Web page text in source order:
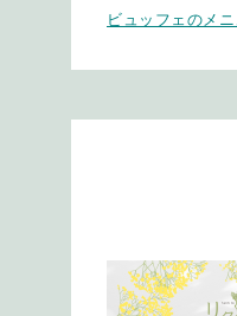
ビュッフェのメ